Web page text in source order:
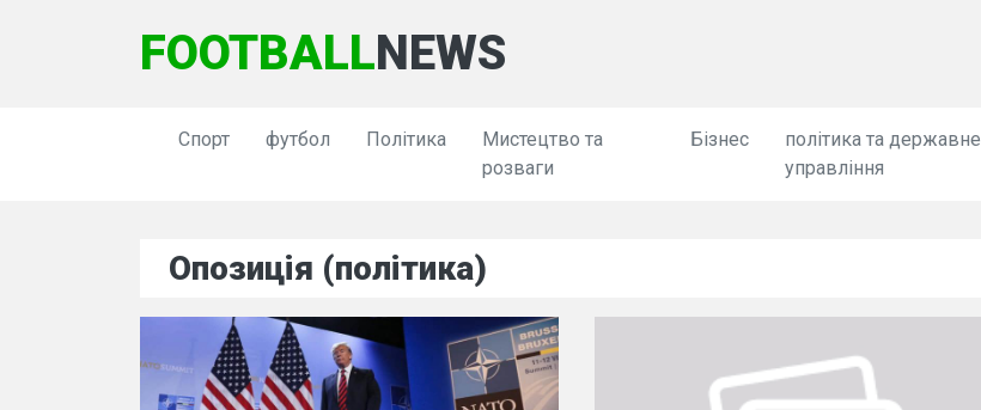
FOOTBALLNEWS
Спорт футбол Політика
Мистецтво та
розваги
Бізнес
політика та державне
управління
Опозиція (політика)